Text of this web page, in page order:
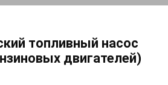
топливный насос
двигателей)